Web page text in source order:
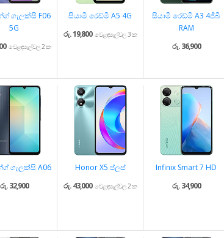
ගැලක්සි F06
5G
වෙළඳසැල්වල 2 ක
සියාමි රෙඩ්මි A5 4G
රු. 19,800 වෙළඳසැල්වල 3 ක
සියාමි රෙඩ්මි A3 4ජීබී
RAM
රු. 36,900
ගැලක්සි A06
රු. 32,900
Honor X5 ප්ලස්
රු. 43,000 වෙළඳසැල්වල 2 ක
Infinix Smart 7 HD
රු. 34,900